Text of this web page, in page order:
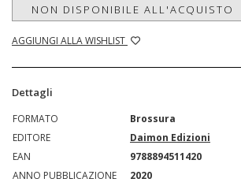
NON DISPONIBILE ALL'ACQUISTO
AGGIUNGI ALLA WISHLIST
Dettagli
FORMATO
Brossura
EDITORE
Daimon Edizioni
EAN
9788894511420
ANNO PUBBLICAZIONE
2020